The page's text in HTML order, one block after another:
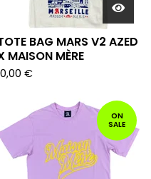
BAG MARS V2 AZED
MAISON MÈRE
€
ON
SALE